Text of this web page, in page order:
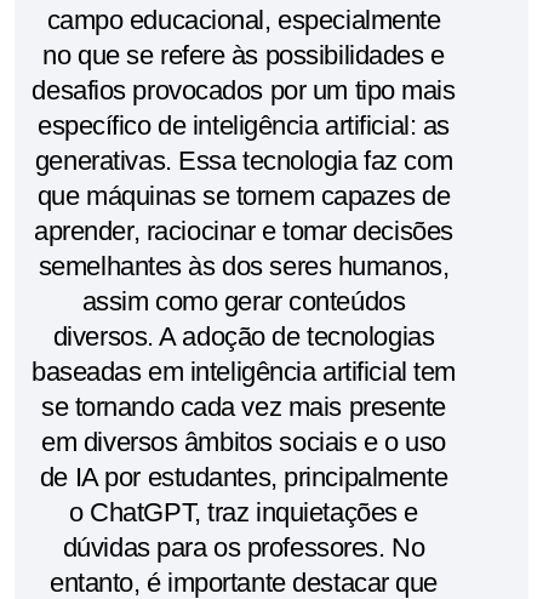
campo educacional, especialmente
no que se refere às possibilidades e
desafios provocados por um tipo mais
específico de inteligência artificial: as
generativas. Essa tecnologia faz com
que máquinas se tornem capazes de
aprender, raciocinar e tomar decisões
semelhantes às dos seres humanos,
assim como gerar conteúdos
diversos. A adoção de tecnologias
baseadas em inteligência artificial tem
se tornando cada vez mais presente
em diversos âmbitos sociais e o uso
de IA por estudantes, principalmente
o ChatGPT, traz inquietações e
dúvidas para os professores. No
entanto, é importante destacar que